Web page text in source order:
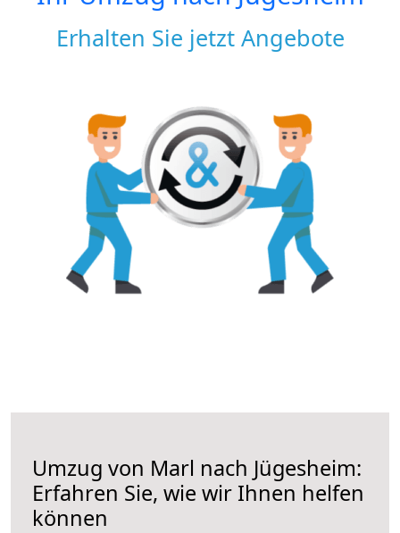
Erhalten Sie jetzt Angebote
Umzug von Marl nach Jügesheim:
Erfahren Sie, wie wir Ihnen helfen
können